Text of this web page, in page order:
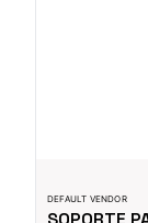
DEFAULT VENDOR